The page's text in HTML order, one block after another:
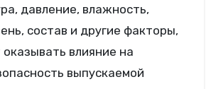
давление, влажность,
состав и другие факторы,
влияние на
выпускаемой